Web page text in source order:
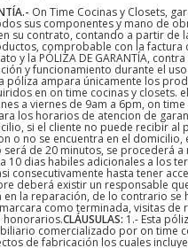
On Time Cocinas y Closets,
sus componentes y mano de
su contrato, contando a partir de
comprobable con la factura
y la PÓLIZA DE GARANTÍA,
y funcionamiento durante el
póliza ampara únicamente los
en on time cocinas y closets.
a viernes de 9am a 6pm, on time
los horarios de atencion de
si el cliente no puede recibir al
o no se encuentra en el domicilio,
será de 20 minutos, se procederá a
10 dias habiles adicionales a los
consecutivamente hasta tener
deberá existir un responsable
la reparación, de lo contrario se
como terminada, visitas de
honorarios.CLÁUSULAS: 1.- Esta
comercializado por on time
de fabricación los cuales